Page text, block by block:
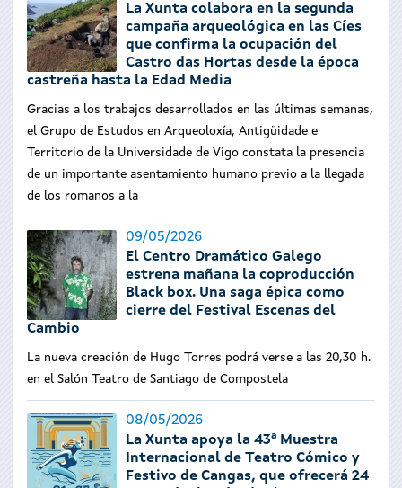
La Xunta colabora en la segunda
campaña arqueológica en las Cíes
que confirma la ocupación del
Castro das Hortas desde la época
castreña hasta la Edad Media
Gracias a los trabajos desarrollados en las últimas semanas,
el Grupo de Estudos en Arqueoloxía, Antigüidade e
Territorio de la Universidade de Vigo constata la presencia
de un importante asentamiento humano previo a la llegada
de los romanos a la
09/05/2026
El Centro Dramático Galego
estrena mañana la coproducción
Black box. Una saga épica como
cierre del Festival Escenas del
Cambio
La nueva creación de Hugo Torres podrá verse a las 20,30 h.
en el Salón Teatro de Santiago de Compostela
08/05/2026
La Xunta apoya la 43ª Muestra
Internacional de Teatro Cómico y
Festivo de Cangas, que ofrecerá 24